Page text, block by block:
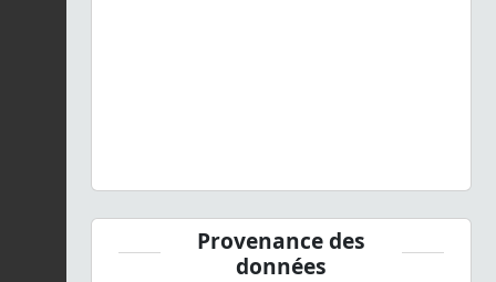
Provenance des
données